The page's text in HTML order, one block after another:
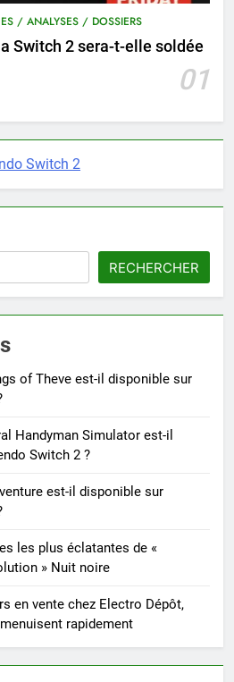
/ ANALYSES / DOSSIERS
Switch 2 sera-t-elle soldée
01
Switch 2
RECHERCHER
of Theve est-il disponible sur
Handyman Simulator est-il
Switch 2 ?
est-il disponible sur
les plus éclatantes de «
» Nuit noire
en vente chez Electro Dépôt,
rapidement